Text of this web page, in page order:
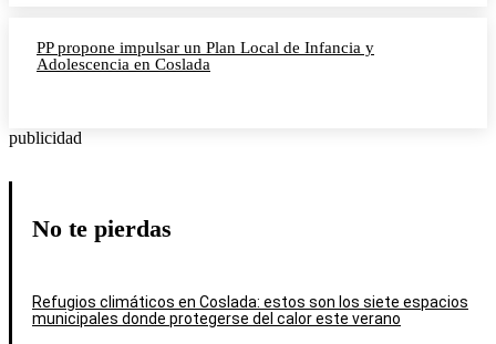
PP propone impulsar un Plan Local de Infancia y
Adolescencia en Coslada
publicidad
No te pierdas
Refugios climáticos en Coslada: estos son los siete espacios
municipales donde protegerse del calor este verano